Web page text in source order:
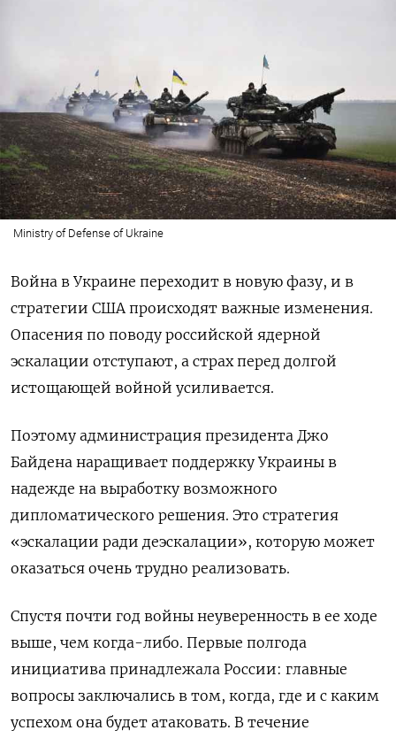
Ministry of Defense of Ukraine
Война в Украине переходит в новую фазу, и в
стратегии США происходят важные изменения.
Опасения по поводу российской ядерной
эскалации отступают, а страх перед долгой
истощающей войной усиливается.
Поэтому администрация президента Джо
Байдена наращивает поддержку Украины в
надежде на выработку возможного
дипломатического решения. Это стратегия
«эскалации ради деэскалации», которую может
оказаться очень трудно реализовать.
Спустя почти год войны неуверенность в ее ходе
выше, чем когда-либо. Первые полгода
инициатива принадлежала России: главные
вопросы заключались в том, когда, где и с каким
успехом она будет атаковать. В течение